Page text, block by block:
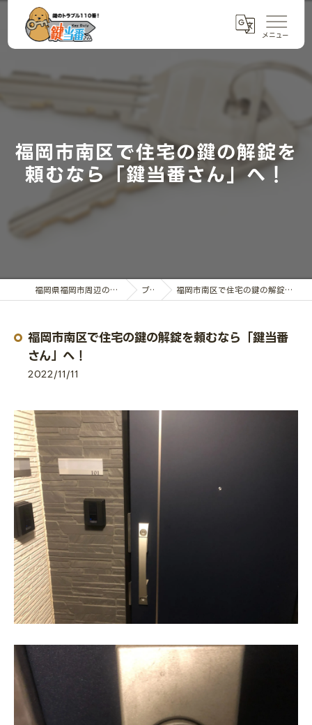
福岡市南区で住宅の鍵の解錠を
頼むなら「鍵当番さん」へ！
福岡県福岡市周辺の鍵交換なら鍵当番さん ブログ 福岡市南区で住宅の鍵の解錠を頼むなら「鍵当番さん」へ！
福岡市南区で住宅の鍵の解錠を頼むなら「鍵当番
さん」へ！
2022/11/11